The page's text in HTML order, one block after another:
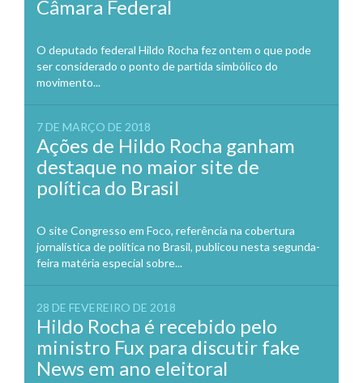
Câmara Federal
O deputado federal Hildo Rocha fez ontem o que pode
ser considerado o ponto de partida simbólico do
movimento...
7 DE MARÇO DE 2018
Ações de Hildo Rocha ganham
destaque no maior site de
política do Brasil
O site Congresso em Foco, referência na cobertura
jornalística de política no Brasil, publicou nesta segunda-
feira matéria especial sobre...
28 DE FEVEREIRO DE 2018
Hildo Rocha é recebido pelo
ministro Fux para discutir fake
News em ano eleitoral